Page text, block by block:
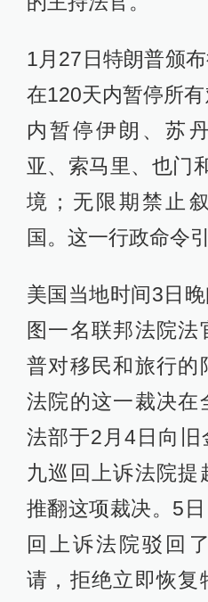
1月27日特朗普颁
在120天内暂停所
内暂停伊朗、苏
亚、索马里、也门
境；无限期禁止
国。这一行政命令
美国当地时间3日
图一名联邦法院法
普对移民和旅行的
法院的这一裁决在
法部于2月4日向旧
九巡回上诉法院提
推翻这项裁决。5
回上诉法院驳回
请，拒绝立即恢复